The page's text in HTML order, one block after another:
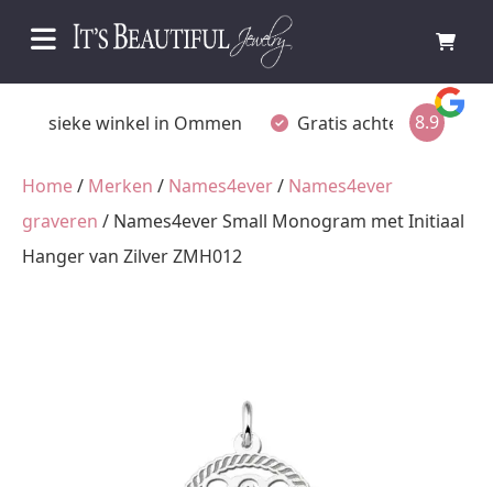
Fysieke winkel in Ommen Gratis achteraf betalen
8.9
Home/ Merken / Names4ever/ Names4ever
graveren / Names4ever Small Monogram met Initiaal
Hanger van Zilver ZMH012